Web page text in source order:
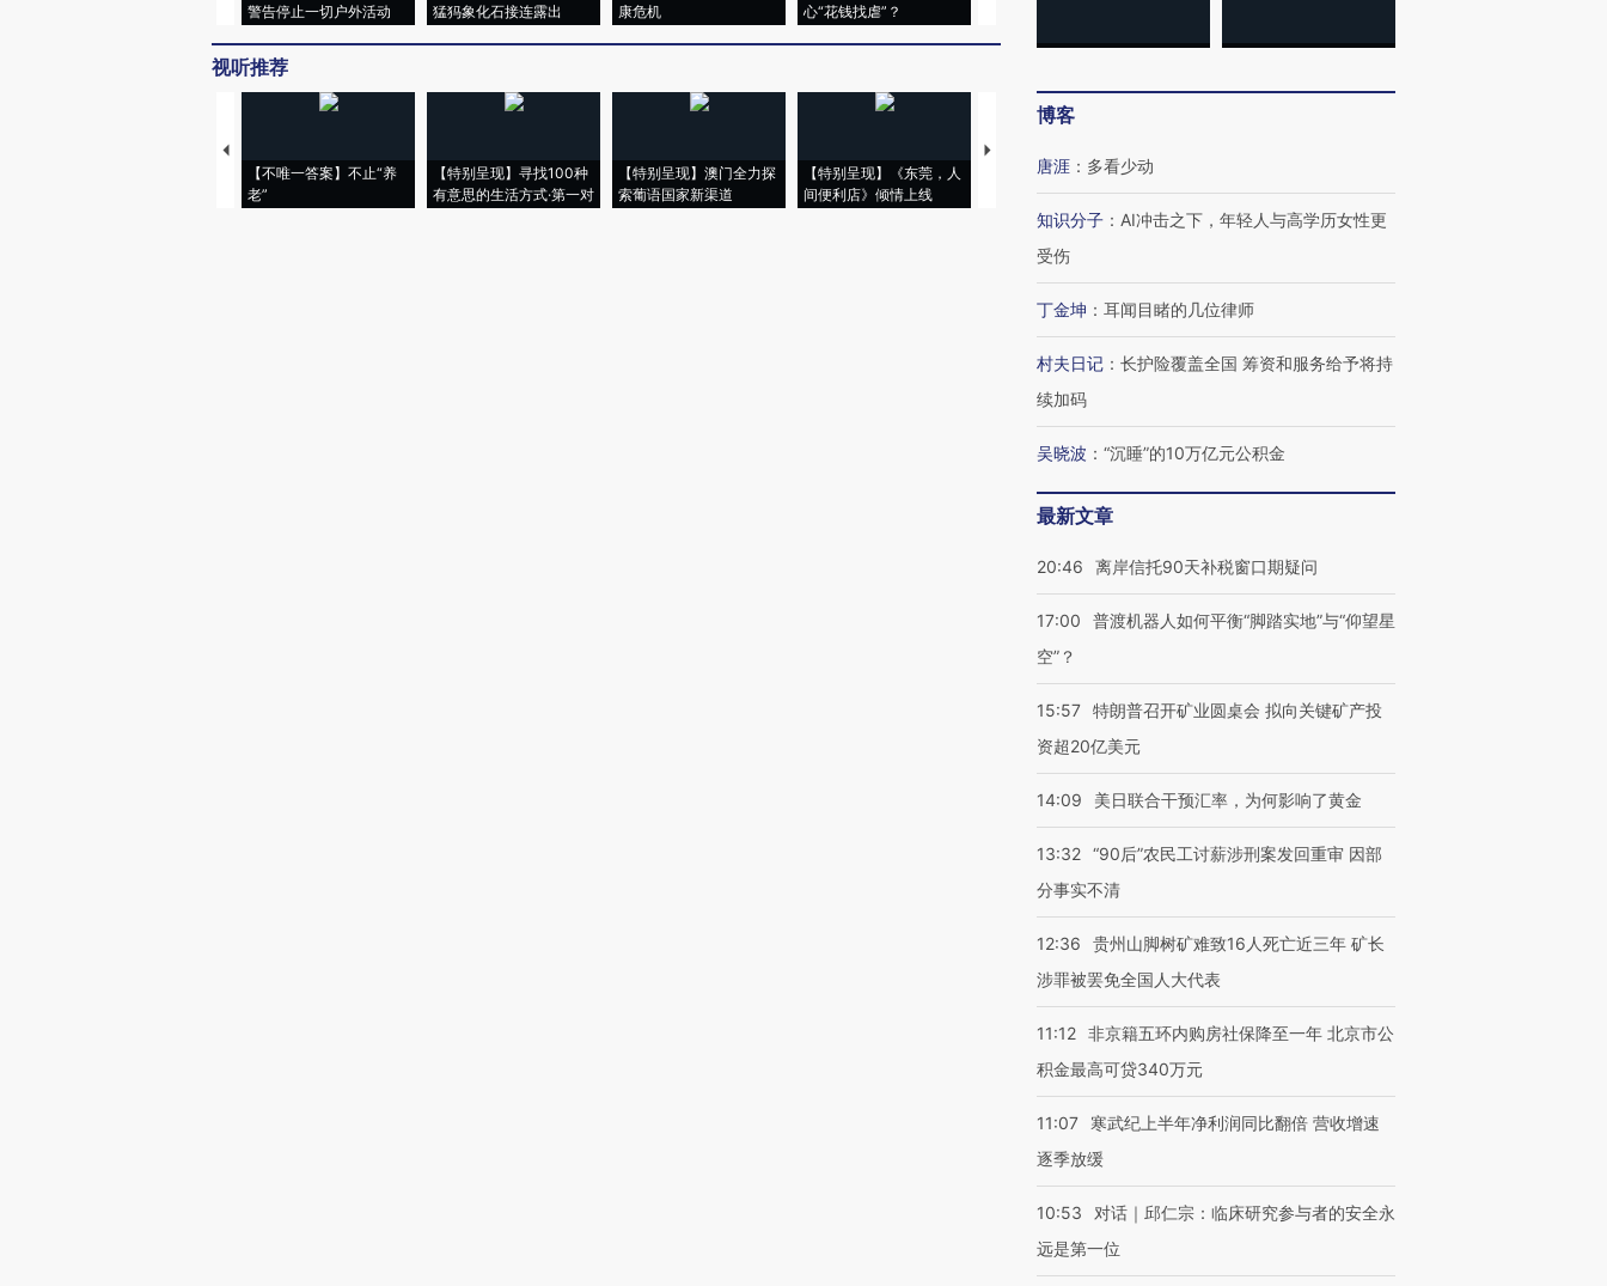
警告停止一切户外活动
猛犸象化石接连露出
康危机
心“花钱找虐”？
视听推荐
【不唯一答案】不止“养
老”
【特别呈现】寻找100种
有意思的生活方式·第一对
【特别呈现】澳门全力探
索葡语国家新渠道
【特别呈现】《东莞，人
间便利店》倾情上线
【推广】走进第四届链博
会，让数智科技“链”接产
有意思的生活方式·第三对
住三大增长引擎是什么？
博客
唐涯 ： 多看少动
知识分子 ： AI冲击之下，年轻人与高学历女性更
受伤
丁金坤 ： 耳闻目睹的几位律师
村夫日记 ： 长护险覆盖全国 筹资和服务给予将持
续加码
吴晓波 ： “沉睡”的10万亿元公积金
最新文章
20:46 离岸信托90天补税窗口期疑问
17:00
普渡机器人如何平衡“脚踏实地”与“仰望星
空”？
15:57 特朗普召开矿业圆桌会 拟向关键矿产投
资超20亿美元
14:09 美日联合干预汇率，为何影响了黄金
13:32 “90后”农民工讨薪涉刑案发回重审 因部
分事实不清
12:36
贵州山脚树矿难致16人死亡近三年 矿长
涉罪被罢免全国人大代表
11:12 非京籍五环内购房社保降至一年 北京市公
积金最高可贷340万元
11:07
寒武纪上半年净利润同比翻倍 营收增速
逐季放缓
10:53
对话｜邱仁宗：临床研究参与者的安全永
远是第一位